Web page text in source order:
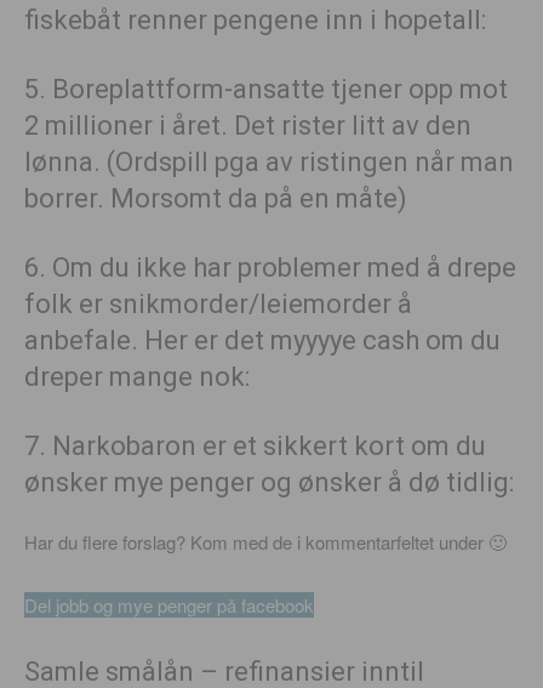
fiskebåt renner pengene inn i hopetall:
5. Boreplattform-ansatte tjener opp mot
2 millioner i året. Det rister litt av den
lønna. (Ordspill pga av ristingen når man
borrer. Morsomt da på en måte)
6. Om du ikke har problemer med å drepe
folk er snikmorder/leiemorder å
anbefale. Her er det myyyye cash om du
dreper mange nok:
7. Narkobaron er et sikkert kort om du
ønsker mye penger og ønsker å dø tidlig:
Har du flere forslag? Kom med de i kommentarfeltet under 🙂
Del jobb og mye penger på facebook
Samle smålån – refinansier inntil